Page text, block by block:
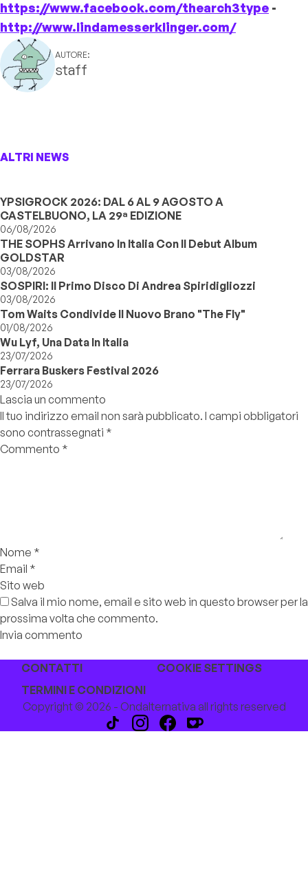
https://www.facebook.com/thearch3type -
http://www.lindamesserklinger.com/
AUTORE:
staff
ALTRI NEWS
YPSIGROCK 2026: DAL 6 AL 9 AGOSTO A
CASTELBUONO, LA 29ª EDIZIONE
06/08/2026
THE SOPHS Arrivano In Italia Con Il Debut Album
GOLDSTAR
03/08/2026
SOSPIRI: Il Primo Disco Di Andrea Spiridigliozzi
03/08/2026
Tom Waits Condivide Il Nuovo Brano "The Fly"
01/08/2026
Wu Lyf, Una Data In Italia
23/07/2026
Ferrara Buskers Festival 2026
23/07/2026
Lascia un commento
Il tuo indirizzo email non sarà pubblicato. I campi obbligatori
sono contrassegnati *
Commento *
Nome *
Email *
Sito web
Salva il mio nome, email e sito web in questo browser per la
prossima volta che commento.
CONTATTI
COOKIE SETTINGS
TERMINI E CONDIZIONI
Copyright © 2026 - Ondalternativa all rights reserved